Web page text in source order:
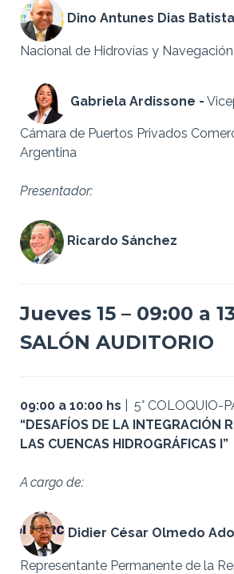
Dino Antunes Dias
Nacional de Hidrovías y
Gabriela Ardissone -
Cámara de Puertos Privados
Argentina
Presentador:
Ricardo Sánchez
Jueves 15 – 09:00 a
SALÓN AUDITORIO
09:00 a 10:00 hs | 5° COLOQUIO-
“DESAFÍOS DE LA INTEGRACIÓN
LAS CUENCAS HIDROGRÁFICAS I”
A cargo de:
Didier César Olmedo
Representante Permanente de la